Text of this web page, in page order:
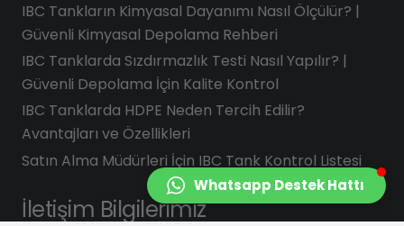
IBC Tankların Kimyasal Dayanımı Nasıl Ölçülür? |
Güvenli Kimyasal Depolama Rehberi
IBC Tanklarda Sızdırmazlık Testi Nasıl Yapılır? |
Güvenli Depolama İçin Kalite Kontrol
IBC Tanklarda HDPE Neden Tercih Edilir?
Avantajları ve Özellikleri
Satın Alma Müdürleri İçin IBC Tank Kontrol Listesi
İletişim Bilgilerimiz
Whatsapp Destek Hattı